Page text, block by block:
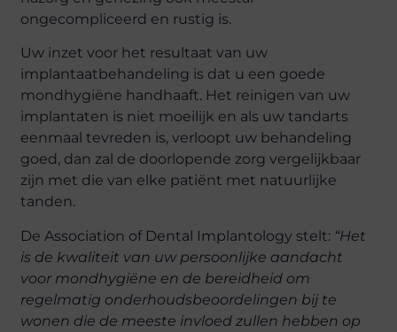
ongecompliceerd en rustig is.
Uw inzet voor het resultaat van uw
implantaatbehandeling is dat u een goede
mondhygiëne handhaaft. Het reinigen van uw
implantaten is niet moeilijk en als uw tandarts
eenmaal tevreden is, verloopt uw behandeling
goed, dan zal de doorlopende zorg vergelijkbaar
zijn met die van elke patiënt met natuurlijke
tanden.
De Association of Dental Implantology stelt: “Het
is de kwaliteit van uw persoonlijke aandacht
voor mondhygiëne en de bereidheid om
regelmatig onderhoudsbeoordelingen bij te
wonen die de meeste invloed zullen hebben op